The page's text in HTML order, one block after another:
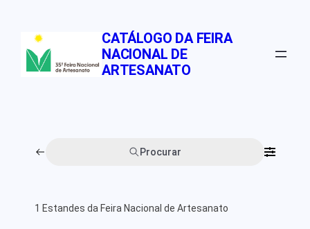
conteúdo
CATÁLOGO DA FEIRA
NACIONAL DE
ARTESANATO
Procurar
1 Estandes da Feira Nacional de Artesanato